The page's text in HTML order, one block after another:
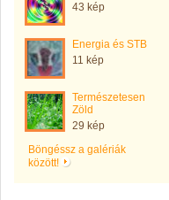
43 kép
Energia és STB
11 kép
Természetesen
Zöld
29 kép
Böngéssz a galériák
között!